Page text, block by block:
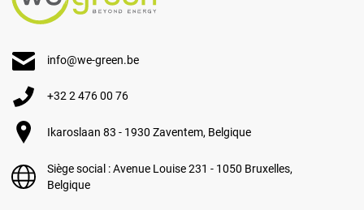
info@we-green.be
+32 2 476 00 76
Ikaroslaan 83 - 1930 Zaventem, Belgique
Siège social : Avenue Louise 231 - 1050 Bruxelles,
Belgique